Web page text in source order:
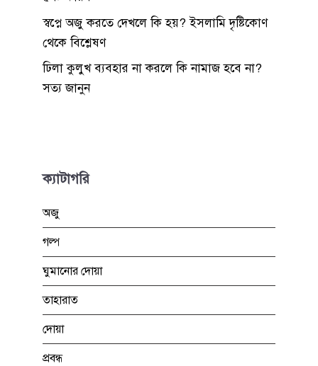
স্বপ্নে অজু করতে দেখলে কি হয়? ইসলামি দৃষ্টিকোণ
থেকে বিশ্লেষণ
ঢিলা কুলুখ ব্যবহার না করলে কি নামাজ হবে না?
সত্য জানুন
ক্যাটাগরি
অজু
গল্প
ঘুমানোর দোয়া
তাহারাত
দোয়া
প্রবন্ধ